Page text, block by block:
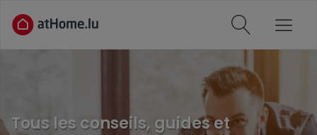
Tous les conseils, guides et